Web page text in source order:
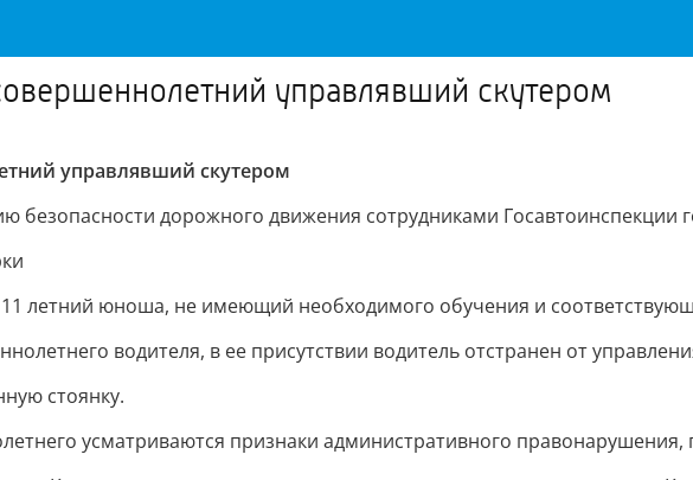
управлявший скутером
управлявший скутером
безопасности дорожного движения сотрудниками Госавтоинспекции
11 летний юноша, не имеющий необходимого обучения и
водителя, в ее присутствии водитель отстранен от
стоянку.
усматриваются признаки административного